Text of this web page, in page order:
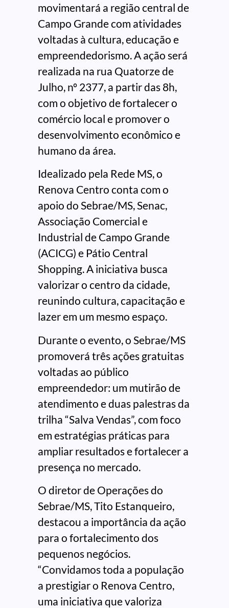
movimentará a região central de
Campo Grande com atividades
voltadas à cultura, educação e
empreendedorismo. A ação será
realizada na rua Quatorze de
Julho, nº 2377, a partir das 8h,
com o objetivo de fortalecer o
comércio local e promover o
desenvolvimento econômico e
humano da área.
Idealizado pela Rede MS, o
Renova Centro conta com o
apoio do Sebrae/MS, Senac,
Associação Comercial e
Industrial de Campo Grande
(ACICG) e Pátio Central
Shopping. A iniciativa busca
valorizar o centro da cidade,
reunindo cultura, capacitação e
lazer em um mesmo espaço.
Durante o evento, o Sebrae/MS
promoverá três ações gratuitas
voltadas ao público
empreendedor: um mutirão de
atendimento e duas palestras da
trilha “Salva Vendas”, com foco
em estratégias práticas para
ampliar resultados e fortalecer a
presença no mercado.
O diretor de Operações do
Sebrae/MS, Tito Estanqueiro,
destacou a importância da ação
para o fortalecimento dos
pequenos negócios.
“Convidamos toda a população
a prestigiar o Renova Centro,
uma iniciativa que valoriza